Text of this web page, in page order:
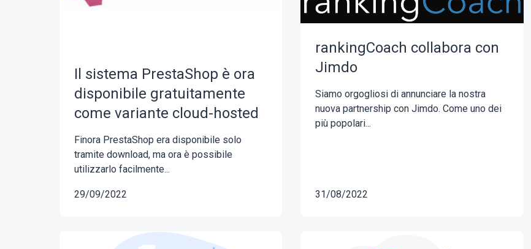
Il sistema PrestaShop è ora
disponibile gratuitamente
come variante cloud-hosted
Finora PrestaShop era disponibile solo
tramite download, ma ora è possibile
utilizzarlo facilmente...
29/09/2022
rankingCoach collabora con
Jimdo
Siamo orgogliosi di annunciare la nostra
nuova partnership con Jimdo. Come uno dei
più popolari...
31/08/2022